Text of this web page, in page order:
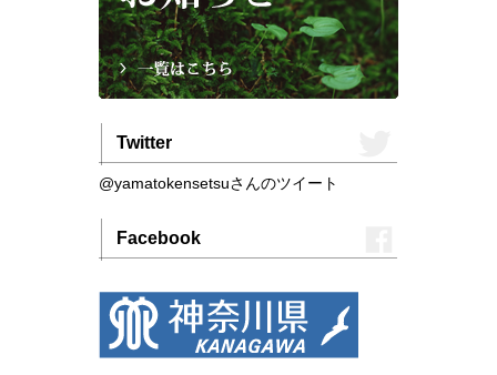
Twitter
@yamatokensetsuさんのツイート
Facebook